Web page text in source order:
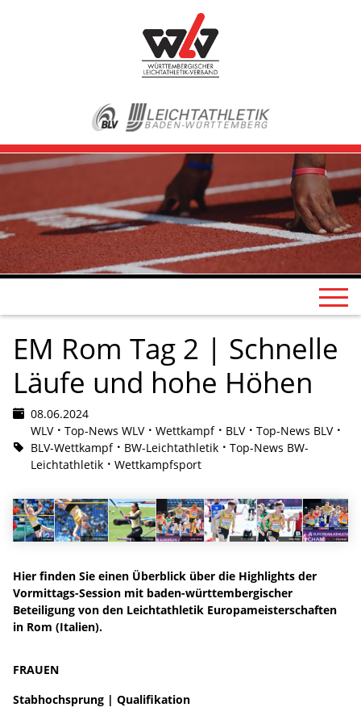
EM Rom Tag 2 | Schnelle
Läufe und hohe Höhen
08.06.2024
WLV
Top-News WLV Wettkampf BLV
Top-News BLV
BLV-Wettkampf
BW-Leichtathletik
Top-News BW-
Leichtathletik
Wettkampfsport
Hier finden Sie einen Überblick über die Highlights der
Vormittags-Session mit baden-württembergischer
Beteiligung von den Leichtathletik Europameisterschaften
in Rom (Italien).
FRAUEN
Stabhochsprung | Qualifikation